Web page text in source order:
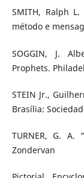
SMITH, Ralph
método e
SOGGIN, J.
Prophets.
STEIN Jr.,
Brasília:
TURNER, G. A.
Zondervan